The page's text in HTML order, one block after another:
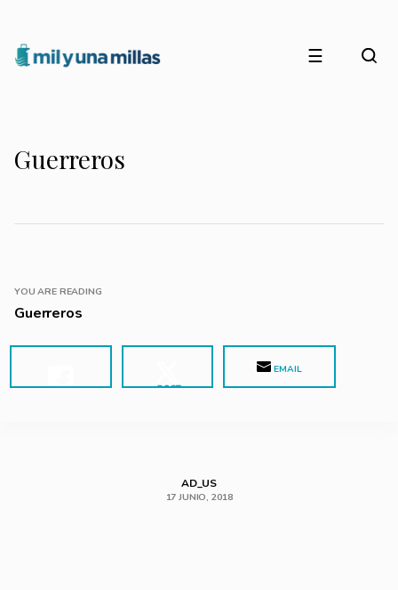
☰
Guerreros
YOU ARE READING
Guerreros
POST
EMAIL
AD_US
17 JUNIO, 2018